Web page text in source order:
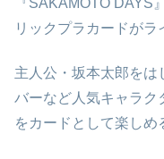
『SAKAMOTO DAYS
リックプラカードがラ
主人公・坂本太郎を
バーなど人気キャラク
をカードとして楽しめ